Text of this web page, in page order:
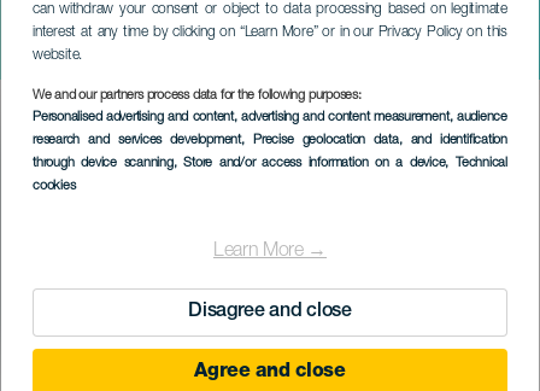
can withdraw your consent or object to data processing based on legitimate
interest at any time by clicking on “Learn More” or in our Privacy Policy on this
website.
We and our partners process data for the following purposes:
Personalised advertising and content, advertising and content measurement, audience
research and services development, Precise geolocation data, and identification
through device scanning, Store and/or access information on a device, Technical
cookies
Learn More →
Disagree and close
Agree and close
E adesso... cosa succede?
TENERIFE
Imagen
Listado